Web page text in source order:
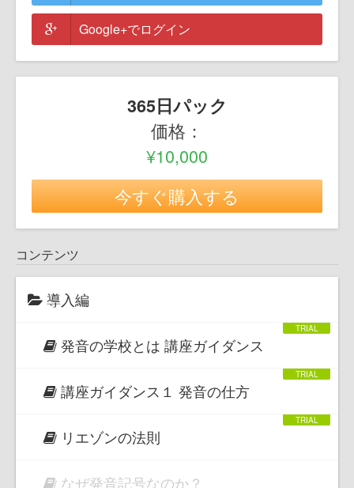
Google+でログイン
365日パック
価格：
¥10,000
今すぐ購入する
コンテンツ
導入編
発音の学校とは 講座ガイダンス
講座ガイダンス１ 発音の仕方
リエゾンの法則
なぜ発音記号なのか？